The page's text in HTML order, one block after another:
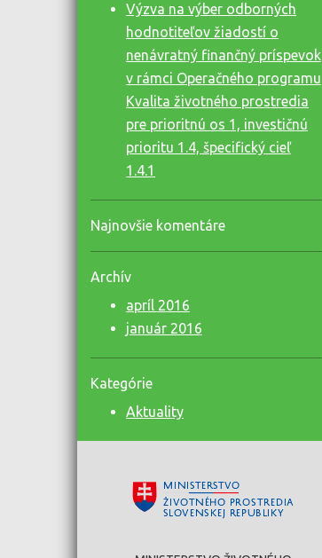
Výzva na výber odborných
hodnotiteľov žiadostí o
nenávratný finančný príspevok
v rámci Operačného programu
Kvalita životného prostredia
pre prioritnú os 1, investičnú
prioritu 1.4, špecifický cieľ
1.4.1
Najnovšie komentáre
Archív
apríl 2016
január 2016
Kategórie
Aktuality